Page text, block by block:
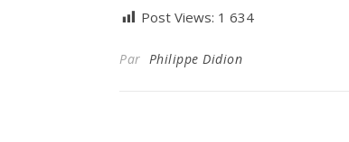
Post Views: 1 634
Par Philippe Didion